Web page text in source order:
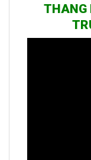
THANG